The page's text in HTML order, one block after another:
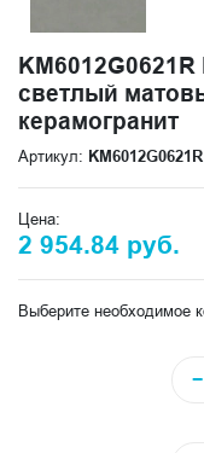
светлый
керамогранит
Артикул: KM6012G0621R
Цена:
2 954.84 руб.
Выберите необходимое
−